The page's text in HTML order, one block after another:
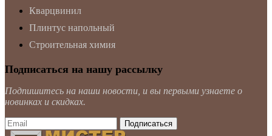
Кварцвинил
Плинтус напольный
Строительная химия
Подписаться на нашу рассылку
Подпишитесь на наши новости, и вы первыми узнаете о
новинках и скидках.